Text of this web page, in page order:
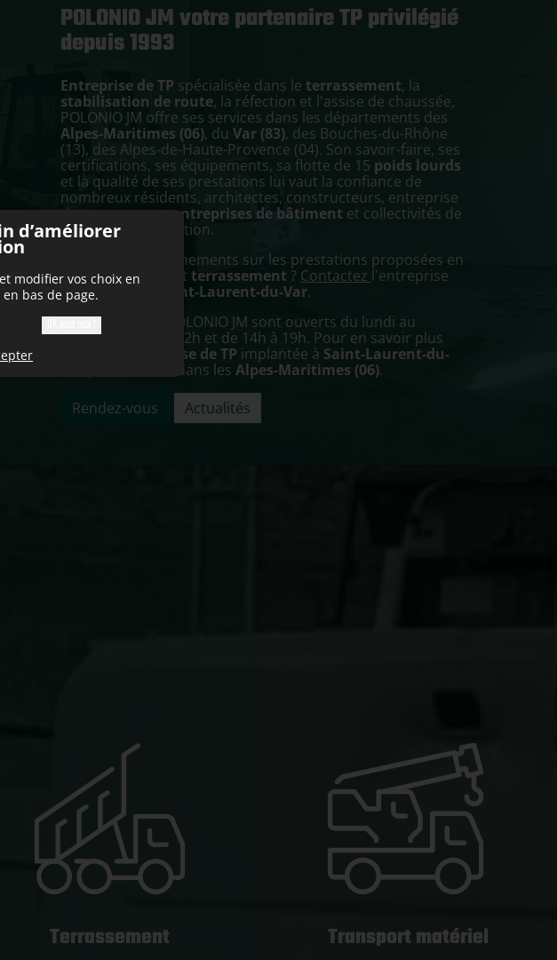
POLONIO JM votre partenaire TP privilégié
depuis 1993
Entreprise de TP spécialisée dans le terrassement, la
stabilisation de route, la réfection et l'assise de chaussée,
POLONIO JM offre ses services dans les départements des
Alpes-Maritimes (06), du Var (83), des Bouches-du-Rhône
(13), des Alpes-de-Haute-Provence (04). Son savoir-faire, ses
certifications, ses équipements, sa flotte de 15 poids lourds
et la qualité de ses prestations lui vaut la confiance de
nombreux résidents, architectes, constructeurs, entreprise
de gros œuvres,entreprises de bâtiment et collectivités de
sa zone d'intervention.
Besoin de renseignements sur les prestations proposées en
travaux publics
et terrassement ? Contactez l'entreprise
POLONIO JM à
Saint-Laurent-du-Var.
Les bureaux de POLONIO JM sont ouverts du lundi au
vendredi de 8h à 12h et de 14h à 19h. Pour en savoir plus
entreprise de TP implantée à Saint-Laurent-du-
dans les Alpes-Maritimes (06).
Rendez-vous
Actualités
Terrassement Transport matériel
d’améliorer
modifier vos choix en
bas de page.